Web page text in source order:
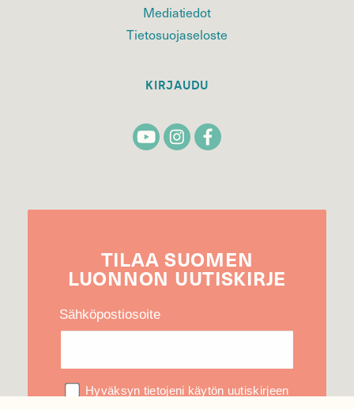
Mediatiedot
Tietosuojaseloste
KIRJAUDU
TILAA SUOMEN
LUONNON UUTIS­KIRJE
Sähköpostiosoite
Hyväksyn tietojeni käytön uutiskirjeen